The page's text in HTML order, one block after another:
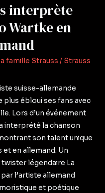
interprète
Wartke en
famille Strauss / Strauss
suisse-allemande
plus ébloui ses fans avec
Lors d’un événement
interprété la chanson
son talent unique
et en allemand. Un
légendaire La
l’artiste allemand
et poétique